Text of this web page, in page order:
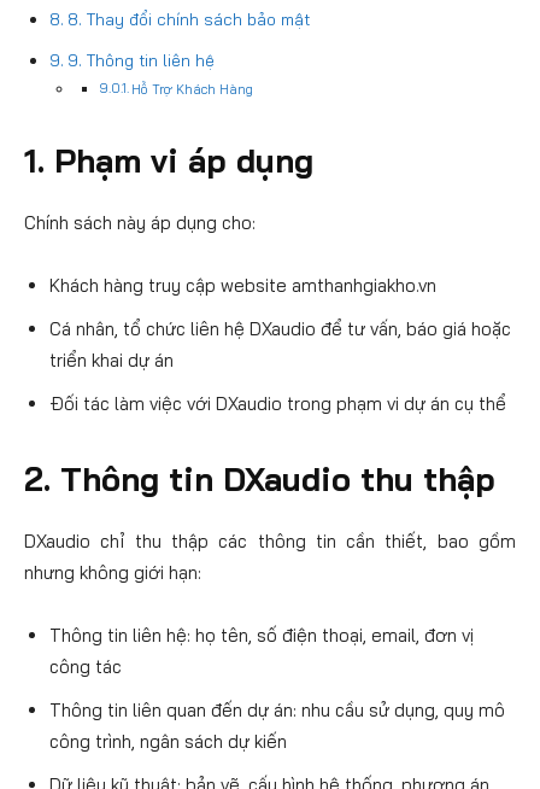
8. Thay đổi chính sách bảo mật
9. Thông tin liên hệ
Hỗ Trợ Khách Hàng
1. Phạm vi áp dụng
Chính sách này áp dụng cho:
Khách hàng truy cập website amthanhgiakho.vn
Cá nhân, tổ chức liên hệ DXaudio để tư vấn, báo giá hoặc
triển khai dự án
Đối tác làm việc với DXaudio trong phạm vi dự án cụ thể
2. Thông tin DXaudio thu thập
DXaudio chỉ thu thập các thông tin cần thiết, bao gồm
nhưng không giới hạn:
Thông tin liên hệ: họ tên, số điện thoại, email, đơn vị
công tác
Thông tin liên quan đến dự án: nhu cầu sử dụng, quy mô
công trình, ngân sách dự kiến